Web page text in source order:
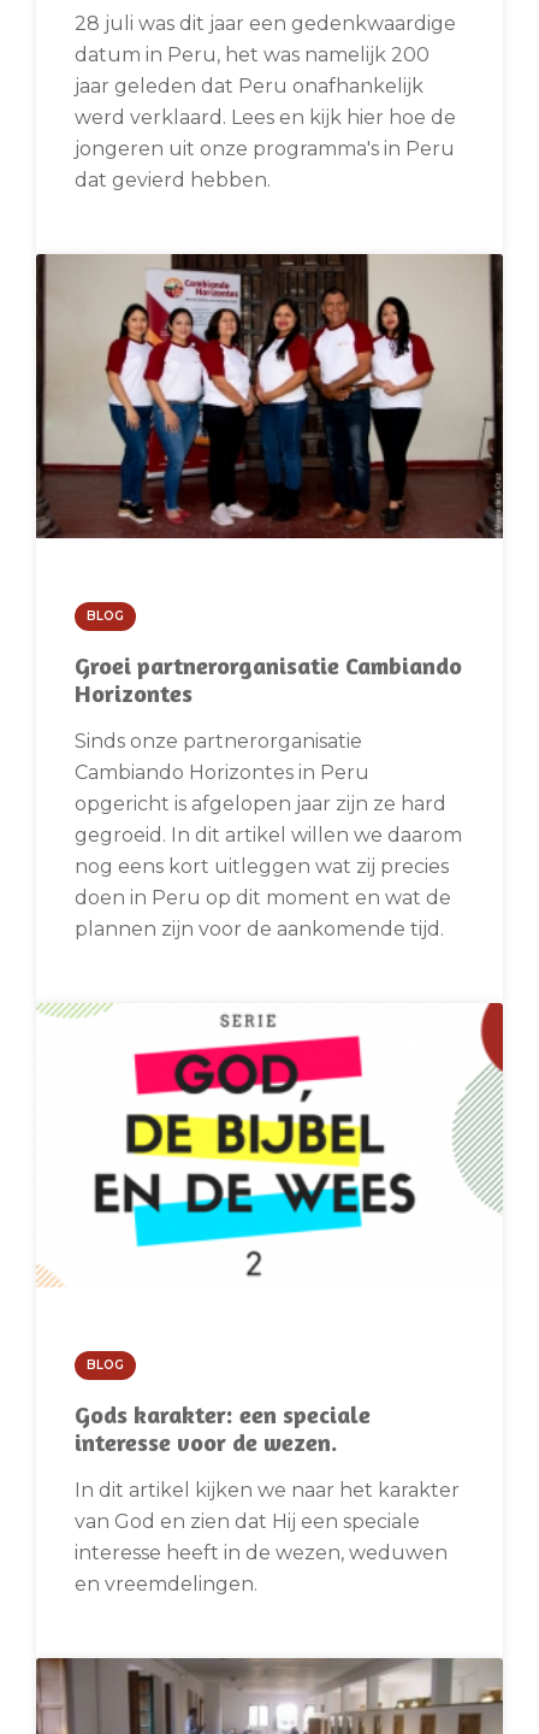
28 juli was dit jaar een gedenkwaardige
datum in Peru, het was namelijk 200
jaar geleden dat Peru onafhankelijk
werd verklaard. Lees en kijk hier hoe de
jongeren uit onze programma's in Peru
dat gevierd hebben.
BLOG
Groei partnerorganisatie Cambiando
Horizontes
Sinds onze partnerorganisatie
Cambiando Horizontes in Peru
opgericht is afgelopen jaar zijn ze hard
gegroeid. In dit artikel willen we daarom
nog eens kort uitleggen wat zij precies
doen in Peru op dit moment en wat de
plannen zijn voor de aankomende tijd.
BLOG
Gods karakter: een speciale
interesse voor de wezen.
In dit artikel kijken we naar het karakter
van God en zien dat Hij een speciale
interesse heeft in de wezen, weduwen
en vreemdelingen.